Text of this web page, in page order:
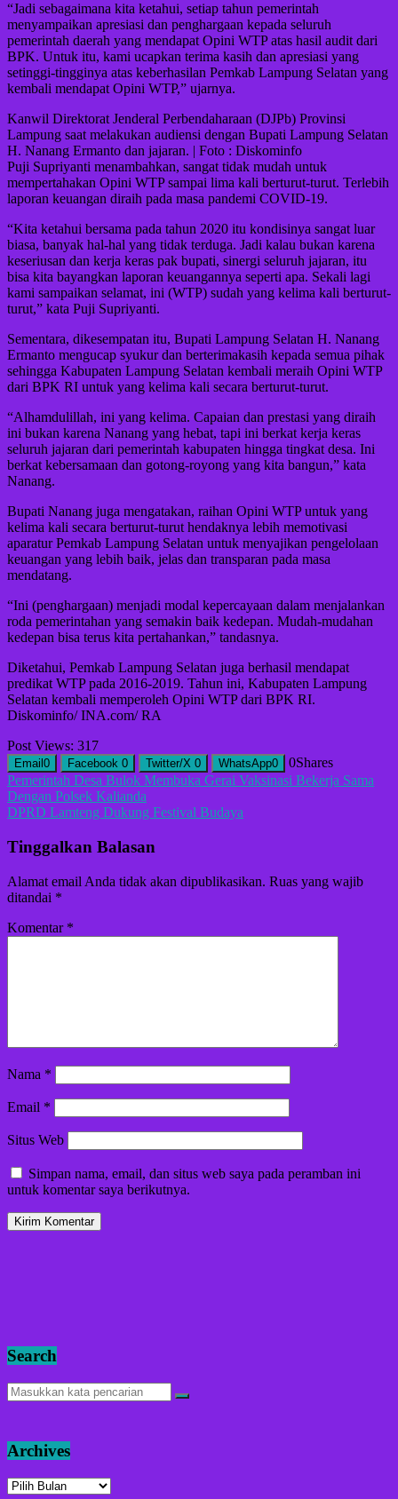
“Jadi sebagaimana kita ketahui, setiap tahun pemerintah
menyampaikan apresiasi dan penghargaan kepada seluruh
pemerintah daerah yang mendapat Opini WTP atas hasil audit dari
BPK. Untuk itu, kami ucapkan terima kasih dan apresiasi yang
setinggi-tingginya atas keberhasilan Pemkab Lampung Selatan yang
kembali mendapat Opini WTP,” ujarnya.
Kanwil Direktorat Jenderal Perbendaharaan (DJPb) Provinsi
Lampung saat melakukan audiensi dengan Bupati Lampung Selatan
H. Nanang Ermanto dan jajaran. | Foto : Diskominfo
Puji Supriyanti menambahkan, sangat tidak mudah untuk
mempertahakan Opini WTP sampai lima kali berturut-turut. Terlebih
laporan keuangan diraih pada masa pandemi COVID-19.
“Kita ketahui bersama pada tahun 2020 itu kondisinya sangat luar
biasa, banyak hal-hal yang tidak terduga. Jadi kalau bukan karena
keseriusan dan kerja keras pak bupati, sinergi seluruh jajaran, itu
bisa kita bayangkan laporan keuangannya seperti apa. Sekali lagi
kami sampaikan selamat, ini (WTP) sudah yang kelima kali berturut-
turut,” kata Puji Supriyanti.
Sementara, dikesempatan itu, Bupati Lampung Selatan H. Nanang
Ermanto mengucap syukur dan berterimakasih kepada semua pihak
sehingga Kabupaten Lampung Selatan kembali meraih Opini WTP
dari BPK RI untuk yang kelima kali secara berturut-turut.
“Alhamdulillah, ini yang kelima. Capaian dan prestasi yang diraih
ini bukan karena Nanang yang hebat, tapi ini berkat kerja keras
seluruh jajaran dari pemerintah kabupaten hingga tingkat desa. Ini
berkat kebersamaan dan gotong-royong yang kita bangun,” kata
Nanang.
Bupati Nanang juga mengatakan, raihan Opini WTP untuk yang
kelima kali secara berturut-turut hendaknya lebih memotivasi
aparatur Pemkab Lampung Selatan untuk menyajikan pengelolaan
keuangan yang lebih baik, jelas dan transparan pada masa
mendatang.
“Ini (penghargaan) menjadi modal kepercayaan dalam menjalankan
roda pemerintahan yang semakin baik kedepan. Mudah-mudahan
kedepan bisa terus kita pertahankan,” tandasnya.
Diketahui, Pemkab Lampung Selatan juga berhasil mendapat
predikat WTP pada 2016-2019. Tahun ini, Kabupaten Lampung
Selatan kembali memperoleh Opini WTP dari BPK RI.
Diskominfo/ INA.com/ RA
Post Views: 317
Email 0 Facebook 0 Twitter/X 0 WhatsApp0 0Shares
Navigasi
pos
Pemerintah Desa Bulok Membuka Gerai Vaksinasi Bekerja Sama
Dengan Polsek Kalianda
DPRD Lamteng Dukung Festival Budaya
Tinggalkan Balasan
Alamat email Anda tidak akan dipublikasikan. Ruas yang wajib
ditandai *
Komentar *
Nama *
Email *
Situs Web
Simpan nama, email, dan situs web saya pada peramban ini
untuk komentar saya berikutnya.
Search
Archives
Archives